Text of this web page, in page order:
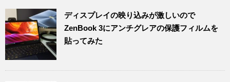
ディスプレイの映り込みが激しいので
ZenBook 3にアンチグレアの保護フィルムを
貼ってみた